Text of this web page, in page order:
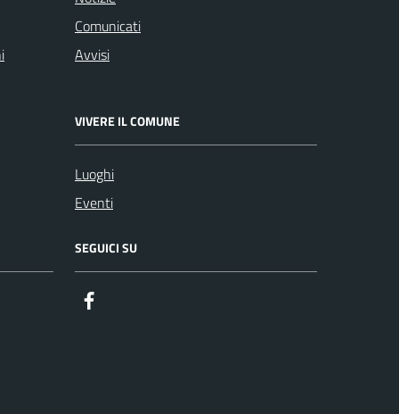
Comunicati
Avvisi
VIVERE IL COMUNE
Luoghi
Eventi
SEGUICI SU